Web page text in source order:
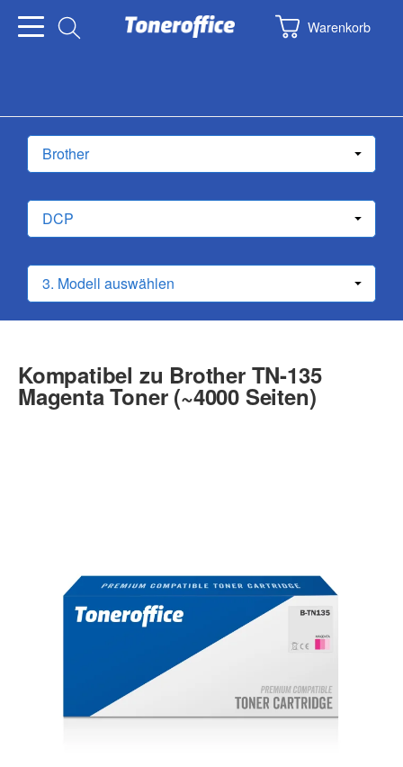
Warenkorb
Kompatibel zu Brother TN-135
Magenta Toner (~4000 Seiten)